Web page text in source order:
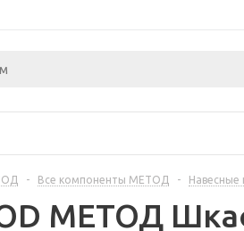
- Все компоненты МЕТОД -
МЕТОД